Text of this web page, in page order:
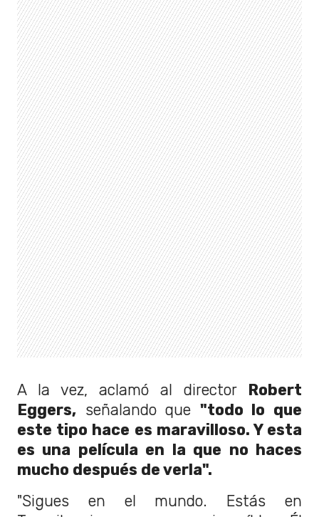
A la vez, aclamó al director Robert
Eggers, señalando que "todo lo que
este tipo hace es maravilloso. Y esta
es una película en la que no haces
mucho después de verla".
"Sigues en el mundo. Estás en